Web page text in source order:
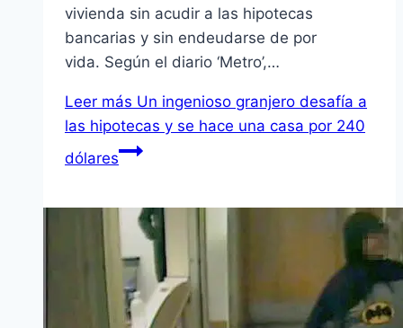
vivienda sin acudir a las hipotecas
bancarias y sin endeudarse de por
vida. Según el diario ‘Metro’,…
Leer más Un ingenioso granjero desafía a
las hipotecas y se hace una casa por 240
dólares